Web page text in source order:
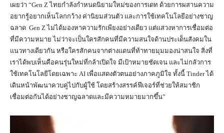
เผยว่า “Gen Z ไทยกำลังกำหนดนิยามใหม่ของการเดท ด้วยการผสานความ
อยากรู้อยากเห็นโลกกว้าง ค่านิยมส่วนตัว และการใช้เทคโนโลยีอย่างชาญ
ฉลาด Gen Z ไม่ได้มองหาความรักเพียงอย่างเดียว แต่แสวงหาการเชื่อมต่อ
ที่มีความหมาย ไม่ว่าจะเป็นใครสักคนที่มีความสนใจด้านประเด็นสังคมใน
แนวทางเดียวกัน หรือใครสักคนจากต่างแดนที่ท้าทายมุมมองน่าสนใจ สิ่งที่
เราได้พบเห็นคือคนรุ่นใหม่ที่กล้าเปิดใจ มีเป้าหมายชัดเจน และไม่กลัวการ
ใช้เทคโนโลยีโดยเฉพาะ AI เพื่อแสดงตัวตนอย่างภาคภูมิใจ ทั้งนี้ Tinder ได้
เดินหน้าพัฒนาควบคู่ไปกับผู้ใช้ โดยสร้างสรรค์ฟีเจอร์ที่ช่วยให้สมาชิก
เชื่อมต่อกันได้อย่างชาญฉลาดและมีความหมายมากขึ้น”